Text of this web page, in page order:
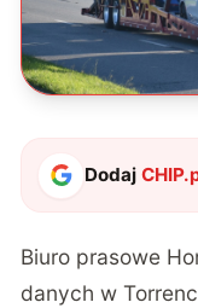
Dodaj
Biuro prasowe
danych w